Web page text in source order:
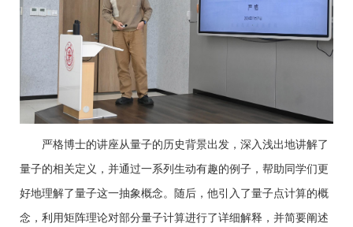
严格博士的讲座从量子的历史背景出发，深入浅出地讲解了
量子的相关定义，并通过一系列生动有趣的例子，帮助同学们更
好地理解了量子这一抽象概念。随后，他引入了量子点计算的概
念，利用矩阵理论对部分量子计算进行了详细解释，并简要阐述